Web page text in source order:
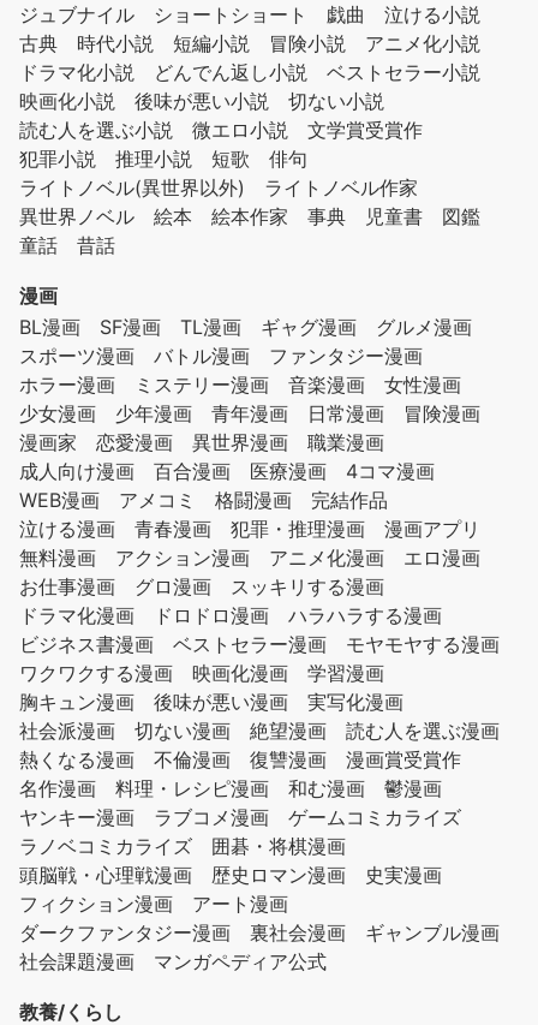
ジュブナイル
ショートショート 戯曲
泣ける小説
古典
時代小説 短編小説 冒険小説
アニメ化小説
ドラマ化小説
どんでん返し小説
ベストセラー小説
映画化小説
後味が悪い小説
切ない小説
読む人を選ぶ小説
微エロ小説
文学賞受賞作
犯罪小説
推理小説 短歌
俳句
ライトノベル(異世界以外)
ライトノベル作家
異世界ノベル
絵本 絵本作家 事典 児童書
図鑑
童話
昔話
漫画
BL漫画
SF漫画 TL漫画 ギャグ漫画
グルメ漫画
スポーツ漫画
バトル漫画
ファンタジー漫画
ホラー漫画
ミステリー漫画 音楽漫画
女性漫画
少女漫画
少年漫画 青年漫画 日常漫画
冒険漫画
漫画家
恋愛漫画 異世界漫画
職業漫画
成人向け漫画
百合漫画 医療漫画
4コマ漫画
WEB漫画
アメコミ 格闘漫画
完結作品
泣ける漫画
青春漫画 犯罪・推理漫画
漫画アプリ
無料漫画
アクション漫画 アニメ化漫画
エロ漫画
お仕事漫画
グロ漫画
スッキリする漫画
ドラマ化漫画
ドロドロ漫画
ハラハラする漫画
ビジネス書漫画
ベストセラー漫画
モヤモヤする漫画
ワクワクする漫画
映画化漫画
学習漫画
胸キュン漫画
後味が悪い漫画
実写化漫画
社会派漫画
切ない漫画 絶望漫画
読む人を選ぶ漫画
熱くなる漫画
不倫漫画 復讐漫画
漫画賞受賞作
名作漫画
料理・レシピ漫画 和む漫画
鬱漫画
ヤンキー漫画
ラブコメ漫画
ゲームコミカライズ
ラノベコミカライズ
囲碁・将棋漫画
頭脳戦・心理戦漫画
歴史ロマン漫画
史実漫画
フィクション漫画
アート漫画
ダークファンタジー漫画
裏社会漫画
ギャンブル漫画
社会課題漫画
マンガペディア公式
教養/くらし